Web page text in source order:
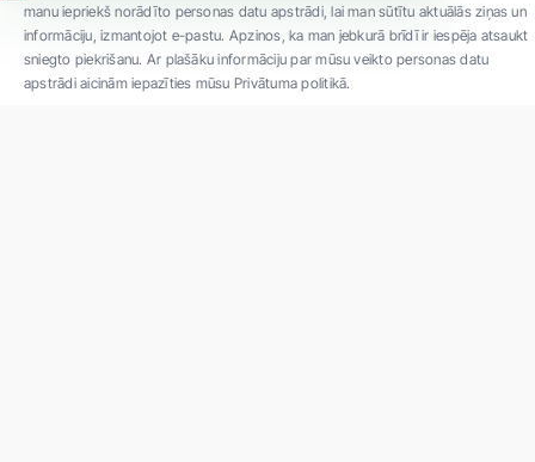
manu iepriekš norādīto personas datu apstrādi, lai man sūtītu aktuālās ziņas un
informāciju, izmantojot e-pastu. Apzinos, ka man jebkurā brīdī ir iespēja atsaukt
sniegto piekrišanu. Ar plašāku informāciju par mūsu veikto personas datu
apstrādi aicinām iepazīties mūsu Privātuma politikā.